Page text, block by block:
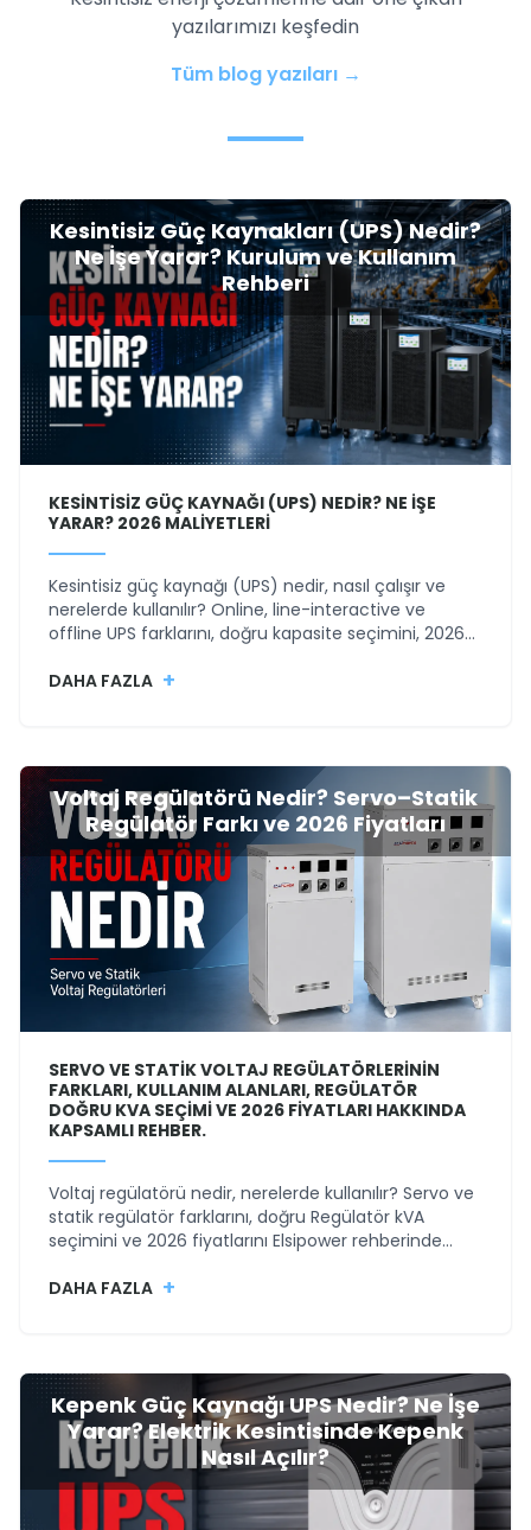
yazılarımızı keşfedin
Tüm blog yazıları →
Kesintisiz Güç Kaynakları (UPS) Nedir?
Ne İşe Yarar? Kurulum ve Kullanım
Rehberi
KESINTISIZ GÜÇ KAYNAĞI (UPS) NEDIR? NE İŞE
YARAR? 2026 MALIYETLERI
Kesintisiz güç kaynağı (UPS) nedir, nasıl çalışır ve
nerelerde kullanılır? Online, line-interactive ve
offline UPS farklarını, doğru kapasite seçimini, 2026
süreçlerini Elsipower rehberiyle öğrenin.
DAHA FAZLA +
Voltaj Regülatörü Nedir? Servo–Statik
Regülatör Farkı ve 2026 Fiyatları
SERVO VE STATIK VOLTAJ REGÜLATÖRLERININ
FARKLARI, KULLANIM ALANLARI, REGÜLATÖR
DOĞRU KVA SEÇIMI VE 2026 FIYATLARI HAKKINDA
KAPSAMLI REHBER.
Voltaj regülatörü nedir, nerelerde kullanılır? Servo ve
statik regülatör farklarını, doğru Regülatör kVA
seçimini ve 2026 fiyatlarını Elsipower rehberinde
DAHA FAZLA +
Kepenk Güç Kaynağı UPS Nedir? Ne İşe
Yarar? Elektrik Kesintisinde Kepenk
Nasıl Açılır?